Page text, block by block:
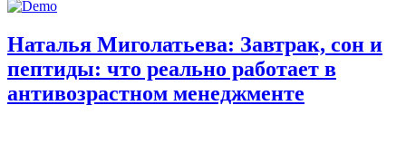
Наталья Миголатьева: Завтрак, сон и
пептиды: что реально работает в
антивозрастном менеджменте